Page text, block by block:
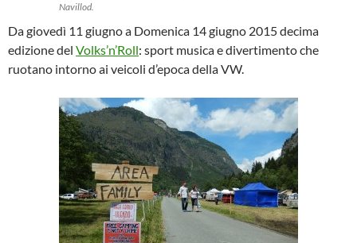
Navillod.
Da giovedì 11 giugno a Domenica 14 giugno 2015 decima
edizione del Volks’n’Roll: sport musica e divertimento che
ruotano intorno ai veicoli d’epoca della VW.